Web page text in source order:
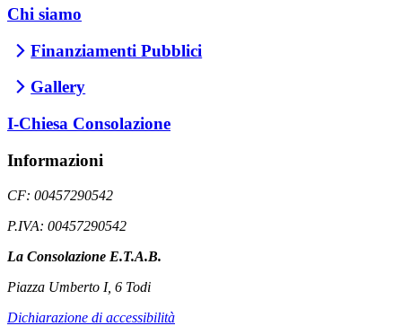
Chi siamo
Finanziamenti Pubblici
Gallery
I-Chiesa Consolazione
Informazioni
CF: 00457290542
P.IVA: 00457290542
La Consolazione E.T.A.B.
Piazza Umberto I, 6 Todi
Dichiarazione di accessibilità